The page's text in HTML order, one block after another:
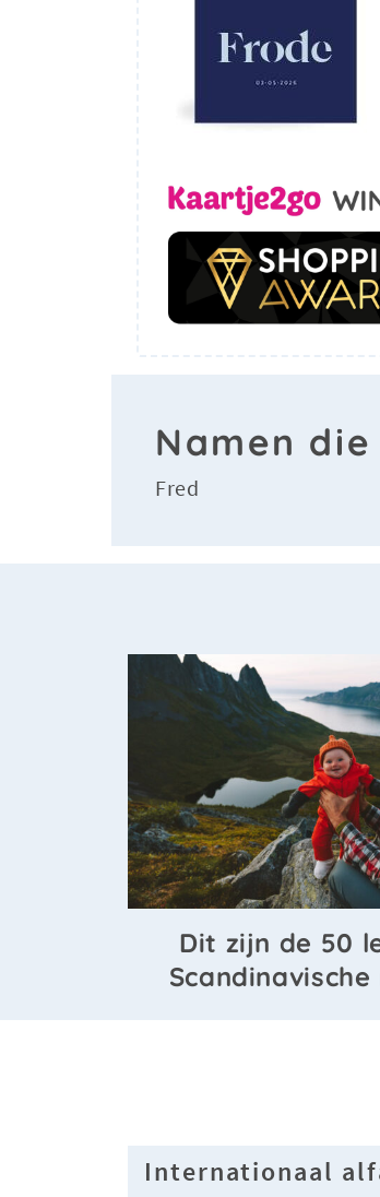
Namen
Fred
Dit zijn de 50
Scandinavische
Internationaal